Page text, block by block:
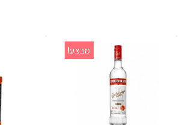
מבצע!